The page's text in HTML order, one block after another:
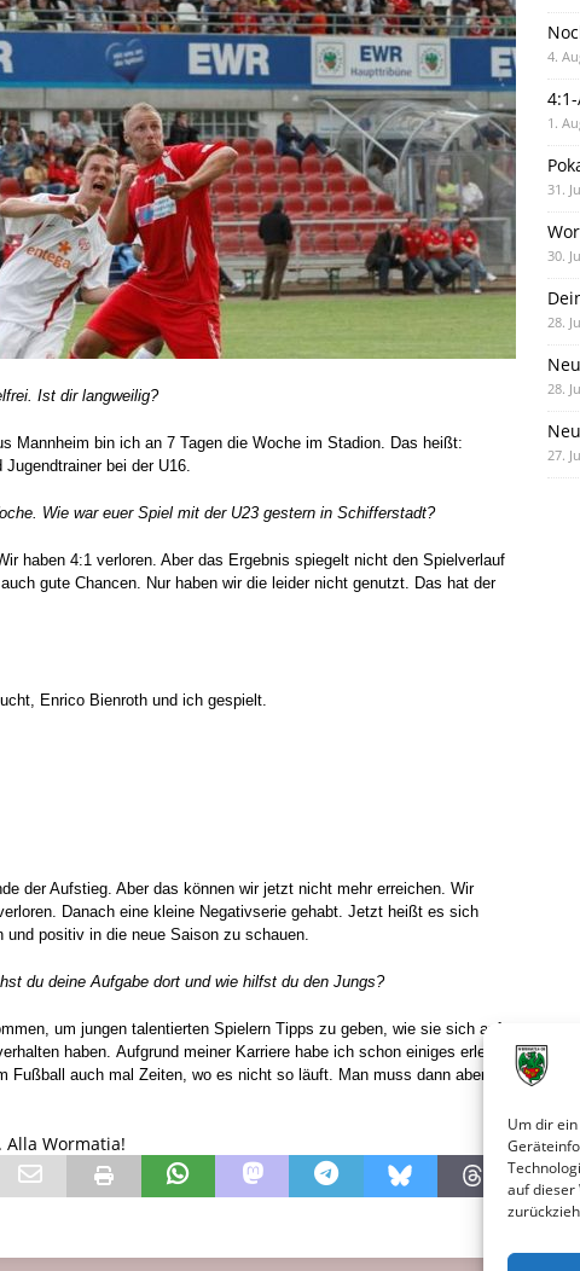
Um dir
auf dieser
Ist dir langweilig?
Mannheim bin ich an 7 Tagen die Woche im Stadion. Das heißt:
bei der U16.
Wie war euer Spiel mit der U23 gestern in Schifferstadt?
haben 4:1 verloren. Aber das Ergebnis spiegelt nicht den Spielverlauf
gute Chancen. Nur haben wir die leider nicht genutzt. Das hat der
Enrico Bienroth und ich gespielt.
der Aufstieg. Aber das können wir jetzt nicht mehr erreichen. Wir
Danach eine kleine Negativserie gehabt. Jetzt heißt es sich
positiv in die neue Saison zu schauen.
du deine Aufgabe dort und wie hilfst du den Jungs?
um jungen talentierten Spielern Tipps zu geben, wie sie sich auf
haben. Aufgrund meiner Karriere habe ich schon einiges erlebt.
Fußball auch mal Zeiten, wo es nicht so läuft. Man muss dann aber an
Wormatia!
4.
1.
31.
30.
28.
28.
27.